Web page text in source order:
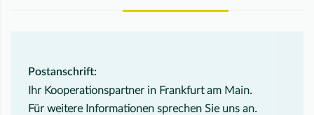
Postanschrift:
Ihr Kooperationspartner in Frankfurt am Main.
Für weitere Informationen sprechen Sie uns an.